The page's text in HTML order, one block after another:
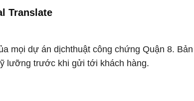
Translate
mọi dự án dịchthuật công chứng Quận 8.
lưỡng trước khi gửi tới khách hàng.